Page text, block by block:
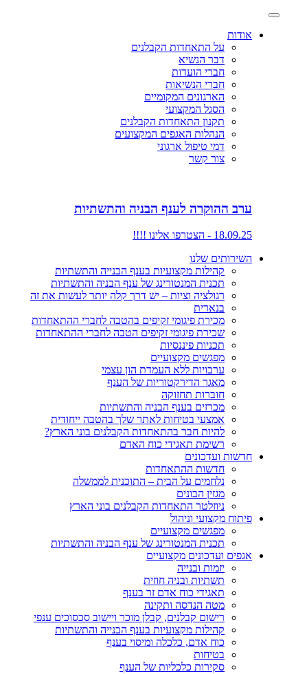
אודות
על התאחדות הקבלנים
דבר הנשיא
חברי הועדות
חברי הנשיאות
הארגונים המקומיים
הסגל המקצועי
תקנון התאחדות הקבלנים
הנהלות האגפים המקצועים
דמי טיפול ארגוני
צור קשר
ערב ההוקרה לענף הבניה והתשתיות
18.09.25 - הצטרפו אלינו !!!!
השירותים שלנו
קהילות מקצועיות בענף הבנייה והתשתיות
תכנית המנטורינג של ענף הבניה והתשתיות
רגולציה וציות – יש דרך קלה יותר לעשות את זה
בנארית
מכירת פיגומי זקיפים בהטבה לחברי ההתאחדות
שכירת פיגומי זקיפים הטבה לחברי ההתאחדות
תכניות פיננסיות
מפגשים מקצועיים
ערבויות ללא העמדת הון עצמי
מאגר הדירקטוריות של הענף
חוברות תחזוקה
מכרזים בענף הבניה והתשתיות
אמצעי בטיחות לאתר שלך בהטבה ייחודית
להיות חבר בהתאחדות הקבלנים בוני הארץ?
רשימת תאגידי כוח האדם
חדשות ועדכונים
חדשות ההתאחדות
נלחמים על הבית – התוכנית לממשלה
מגזין הבונים
ניוזלטר התאחדות הקבלנים בוני הארץ
פיתוח מקצועי וניהול
מפגשים מקצועיים
תכנית המנטורינג של ענף הבניה והתשתיות
אגפים ועדכונים מקצועיים
יזמות ובנייה
תשתיות ובניה חוזית
תאגידי כוח אדם זר בענף
מטה הנדסה ותקינה
רישום קבלנים, קבלן מוכר ויישוב סכסוכים ענפי
קהילות מקצועיות בענף הבנייה והתשתיות
כוח אדם, כלכלה ומיסוי בענף
בטיחות
סקירות כלכליות של הענף